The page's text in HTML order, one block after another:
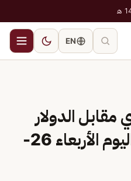
EN
مقابل الدولار
والعملات الأجنبية اليوم الأربعاء 26-